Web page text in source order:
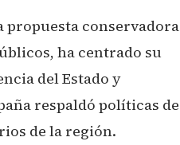
propuesta conservadora
ha centrado su
del Estado y
respaldó políticas de
de la región.